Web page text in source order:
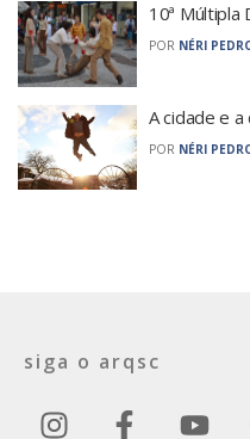
10ª Múltipla
POR NÉRI
A cidade e a
POR NÉRI
siga o arqsc